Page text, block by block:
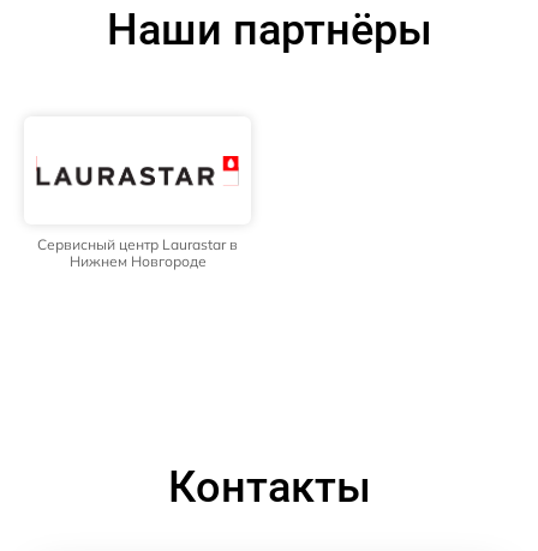
Наши партнёры
Сервисный центр Laurastar в
Нижнем Новгороде
Контакты